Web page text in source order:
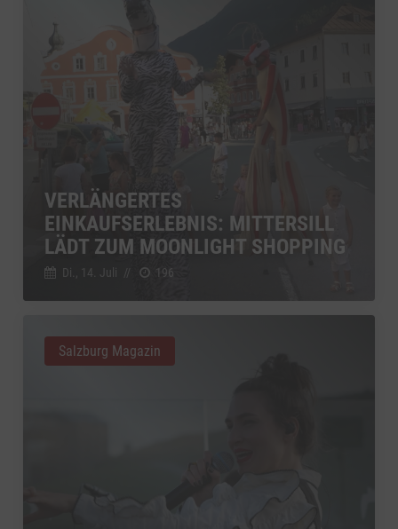
VERLÄNGERTES
EINKAUFSERLEBNIS: MITTERSILL
LÄDT ZUM MOONLIGHT SHOPPING
Di., 14. Juli // 196
Salzburg Magazin